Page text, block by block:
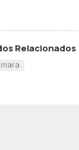
Relacionados